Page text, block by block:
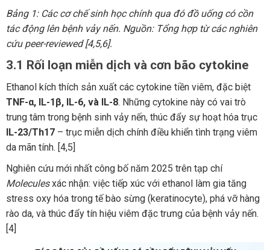
Bảng 1: Các cơ chế sinh học chính qua đó đồ uống có cồn
tác động lên bệnh vảy nến. Nguồn: Tổng hợp từ các nghiên
cứu peer-reviewed [4,5,6].
3.1 Rối loạn miễn dịch và cơn bão cytokine
Ethanol kích thích sản xuất các cytokine tiền viêm, đặc biệt
TNF-α, IL-1β, IL-6, và IL-8. Những cytokine này có vai trò
trung tâm trong bệnh sinh vảy nến, thúc đẩy sự hoạt hóa trục
IL-23/Th17– trục miễn dịch chính điều khiển tình trạng viêm
da mãn tính. [4,5]
Nghiên cứu mới nhất công bố năm 2025 trên tạp chí
Moleculesxác nhận: việc tiếp xúc với ethanol làm gia tăng
stress oxy hóa trong tế bào sừng (keratinocyte), phá vỡ hàng
rào da, và thúc đẩy tín hiệu viêm đặc trưng của bệnh vảy nến.
[4]